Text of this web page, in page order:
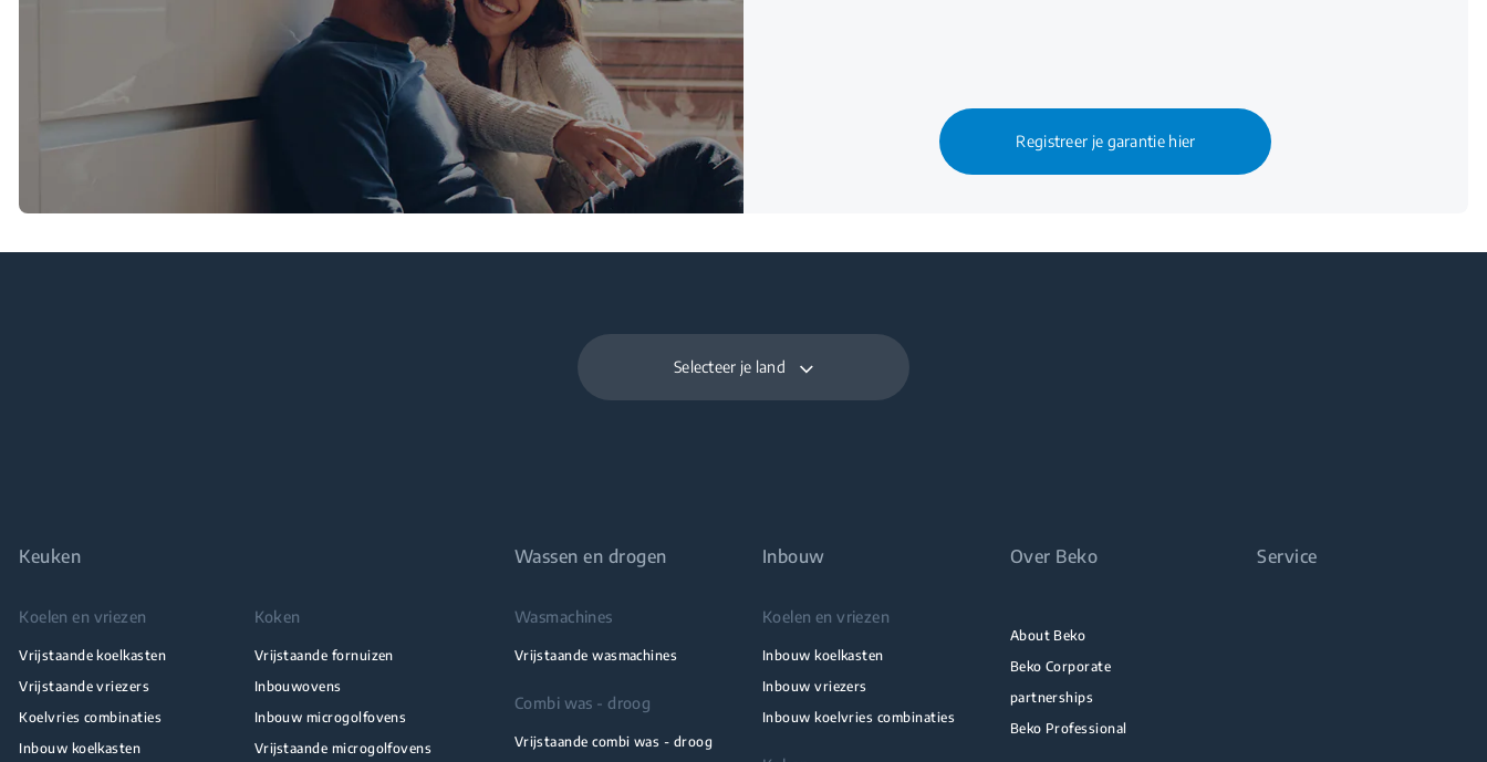
Registreer je garantie hier
Selecteer je land
Keuken
Koelen en vriezen
Vrijstaande koelkasten
Vrijstaande vriezers
Koelvries combinaties
Inbouw koelkasten
Koken
Vrijstaande fornuizen
Inbouwovens
Inbouw microgolfovens
Vrijstaande microgolfovens
Wassen en drogen
Wasmachines
Vrijstaande wasmachines
Combi was - droog
Vrijstaande combi was - droog
Inbouw
Koelen en vriezen
Inbouw koelkasten
Inbouw vriezers
Inbouw koelvries combinaties
Over Beko
About Beko
Beko Corporate
partnerships
Beko Professional
Service